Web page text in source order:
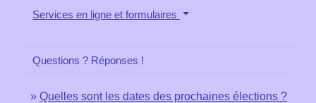
Services en ligne et formulaires
Questions ? Réponses !
Quelles sont les dates des prochaines élections ?